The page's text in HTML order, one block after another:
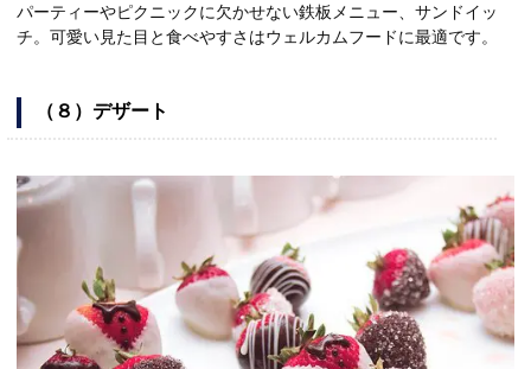
パーティーやピクニックに欠かせない鉄板メニュー、サンドイッ
チ。可愛い見た目と食べやすさはウェルカムフードに最適です。
（８）デザート